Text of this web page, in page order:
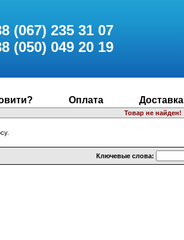
(067) 235 31 07
(050) 049 20 19
Оплата Доставка
Товар не найден!
Ключевые слова: